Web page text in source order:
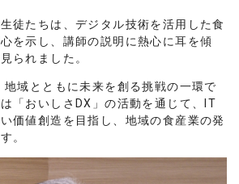
徒たちは、デジタル技術を活用した食
を示し、講師の説明に熱心に耳を傾
られました。
地域とともに未来を創る挑戦の一環で
「おいしさDX」の活動を通じて、IT
価値創造を目指し、地域の食産業の発
。